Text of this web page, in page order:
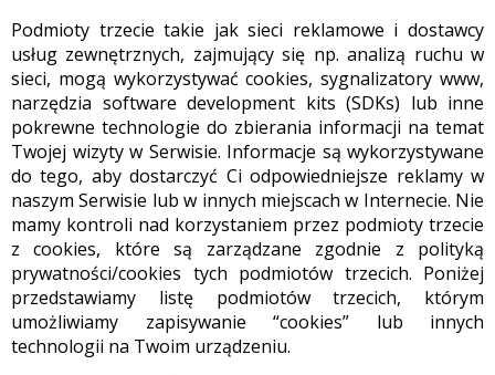
Podmioty trzecie takie jak sieci reklamowe i dostawcy
usług zewnętrznych, zajmujący się np. analizą ruchu w
sieci, mogą wykorzystywać cookies, sygnalizatory www,
narzędzia software development kits (SDKs) lub inne
pokrewne technologie do zbierania informacji na temat
Twojej wizyty w Serwisie. Informacje są wykorzystywane
do tego, aby dostarczyć Ci odpowiedniejsze reklamy w
naszym Serwisie lub w innych miejscach w Internecie. Nie
mamy kontroli nad korzystaniem przez podmioty trzecie
z cookies, które są zarządzane zgodnie z polityką
prywatności/cookies tych podmiotów trzecich. Poniżej
przedstawiamy listę podmiotów trzecich, którym
umożliwiamy zapisywanie “cookies” lub innych
technologii na Twoim urządzeniu.